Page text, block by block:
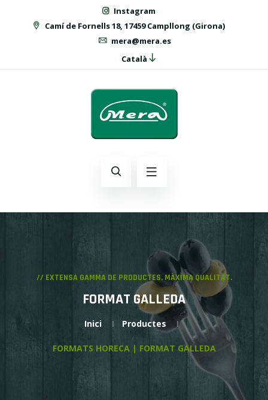
Instagram
Camí de Fornells 18, 17459 Campllong (Girona)
mera@mera.es
Català
// EXTENSA GAMMA DE PRODUCTES. MÀXIMA QUALITAT.
FORMAT GALLEDA
Inici Productes
FORMATS HORECA | FORMAT GALLEDA